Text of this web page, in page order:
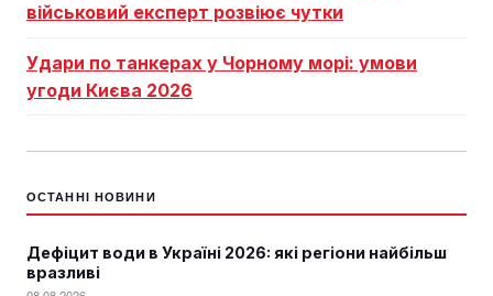
військовий експерт розвіює чутки
Удари по танкерах у Чорному морі: умови
угоди Києва 2026
ОСТАННІ НОВИНИ
Дефіцит води в Україні 2026: які регіони найбільш
вразливі